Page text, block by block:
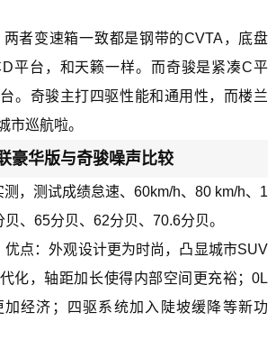
两者变速箱一致都是钢带的CVTA，底盘
平台，和天籁一样。而奇骏是紧凑C平
。奇骏主打四驱性能和通用性，而楼兰
市巡航啦。
豪华版与奇骏噪声比较
测，测试成绩怠速、60km/h、80 km/h、1
、65分贝、62分贝、70.6分贝。
优点：外观设计更为时尚，凸显城市SUV
化，轴距加长使得内部空间更充裕；0L
经济；四驱系统加入陡坡缓降等新功